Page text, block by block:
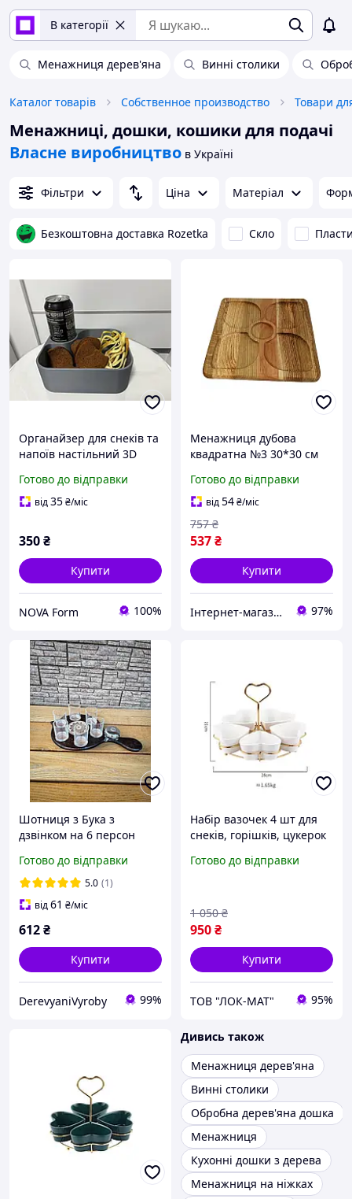
В категорії
Менажниця дерев'яна Винні столики
Каталог товарів Собственное производство Товари
Менажниці, дошки, кошики для подачі
Власне виробництво в Україні
Фільтри Ціна Матеріал
Безкоштовна доставка Rozetka Скло
Органайзер для снеків та
напоїв настільний 3D
підставка під бляшанку
сухарики
Готово до відправки
від35₴/міс
350₴
Купити
NOVA Form 100%
Менажниця дубова
квадратна №3 30*30 см
Готово до відправки
від54₴/міс
537₴
757 ₴
Купити
Інтернет-магазин "Українські Подарунки" 97%
Шотниця з Бука з
дзвінком на 6 персон
Готово до відправки
5.0 (1)
від61 ₴/міс
612₴
Купити
DerevyaniVyroby 99%
Набір вазочек 4 шт для
снеків, горішків, цукерок
Готово до відправки
950₴
1 050 ₴
Купити
ТОВ "ЛОК-MAT" 95%
Дивись також
Менажниця дерев'яна
Винні столики
Обробна дерев'яна дошка
Менажниця
Кухонні дошки з дерева
Менажниця на ніжках